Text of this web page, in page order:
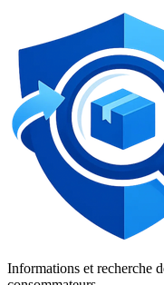
Informations et recherche